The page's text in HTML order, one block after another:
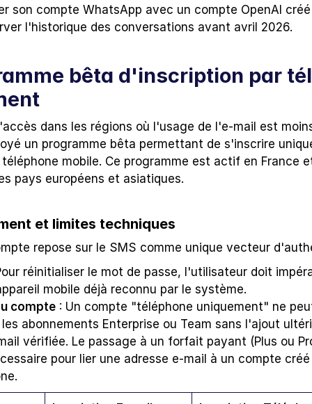
son compte WhatsApp avec un compte OpenAI
l'historique des conversations avant avril 2026.
bêta d'inscription par
dans les régions où l'usage de l'e-mail est
un programme bêta permettant de s'inscrire
mobile. Ce programme est actif en France
pays européens et asiatiques.
et limites techniques
repose sur le SMS comme unique vecteur
réinitialiser le mot de passe, l'utilisateur doit
mobile déjà reconnu par le système.
compte : Un compte "téléphone uniquement" ne
abonnements Enterprise ou Team sans l'ajout
vérifiée. Le passage à un forfait payant (Plus ou
pour lier une adresse e-mail à un compte